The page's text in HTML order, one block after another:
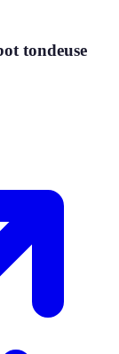
tondeuse